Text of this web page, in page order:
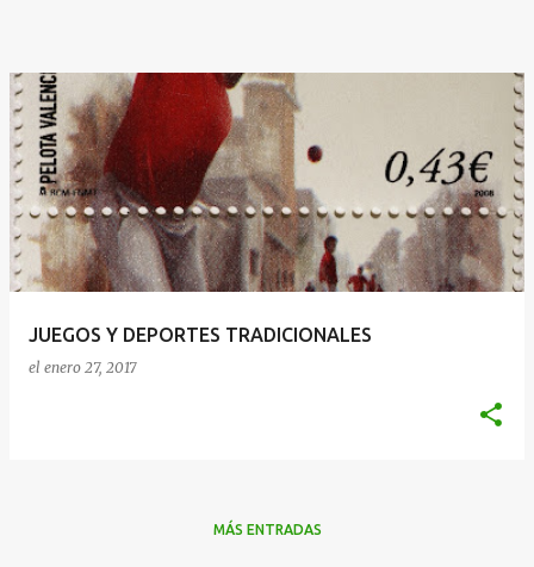
JUEGOS Y DEPORTES TRADICIONALES
el enero 27, 2017
MÁS ENTRADAS